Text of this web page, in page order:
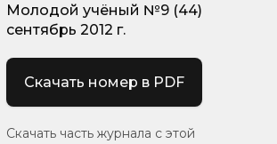
Молодой учёный №9 (44)
сентябрь 2012 г.
Скачать номер в PDF
Скачать часть журнала с этой